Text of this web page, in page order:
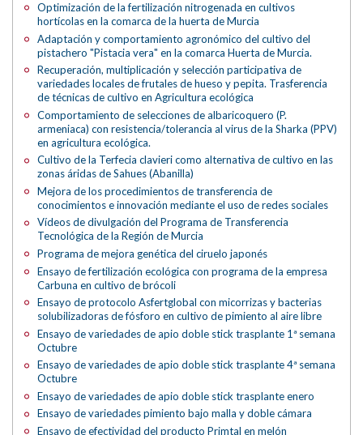
Optimización de la fertilización nitrogenada en cultivos
hortícolas en la comarca de la huerta de Murcia
Adaptación y comportamiento agronómico del cultivo del
pistachero "Pistacia vera" en la comarca Huerta de Murcia.
Recuperación, multiplicación y selección participativa de
variedades locales de frutales de hueso y pepita. Trasferencia
de técnicas de cultivo en Agricultura ecológica
Comportamiento de selecciones de albaricoquero (P.
armeniaca) con resistencia/tolerancia al virus de la Sharka (PPV)
en agricultura ecológica.
Cultivo de la Terfecia clavieri como alternativa de cultivo en las
zonas áridas de Sahues (Abanilla)
Mejora de los procedimientos de transferencia de
conocimientos e innovación mediante el uso de redes sociales
Vídeos de divulgación del Programa de Transferencia
Tecnológica de la Región de Murcia
Programa de mejora genética del ciruelo japonés
Ensayo de fertilización ecológica con programa de la empresa
Carbuna en cultivo de brócoli
Ensayo de protocolo Asfertglobal con micorrizas y bacterias
solubilizadoras de fósforo en cultivo de pimiento al aire libre
Ensayo de variedades de apio doble stick trasplante 1ª semana
Octubre
Ensayo de variedades de apio doble stick trasplante 4ª semana
Octubre
Ensayo de variedades de apio doble stick trasplante enero
Ensayo de variedades pimiento bajo malla y doble cámara
Ensayo de efectividad del producto Primtal en melón